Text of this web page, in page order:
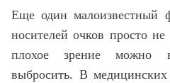
Еще один малоизвестный
носителей очков просто
плохое зрение можно
выбросить. В